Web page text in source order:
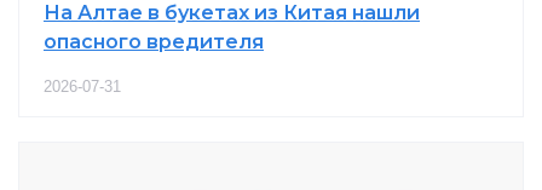
На Алтае в букетах из Китая нашли
опасного вредителя
2026-07-31